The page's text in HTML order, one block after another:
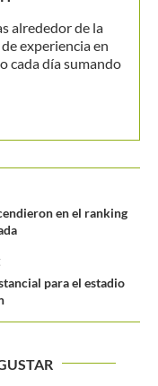
alrededor de la
experiencia en
cada día sumando
en el ranking
para el estadio